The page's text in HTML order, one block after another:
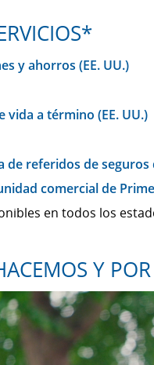
y ahorros (EE. UU.)
vida a término (EE. UU.)
de referidos de seguros
comercial de
en todos los
Y